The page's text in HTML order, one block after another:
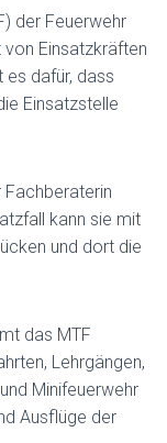
der Feuerwehr
von Einsatzkräften
es dafür, dass
Einsatzstelle
Fachberaterin
kann sie mit
und dort die
das MTF
Lehrgängen,
Minifeuerwehr
Ausflüge der